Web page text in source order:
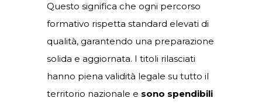
Questo significa che ogni percorso
formativo rispetta standard elevati di
qualità, garantendo una preparazione
solida e aggiornata. I titoli rilasciati
hanno piena validità legale su tutto il
territorio nazionale e sono spendibili